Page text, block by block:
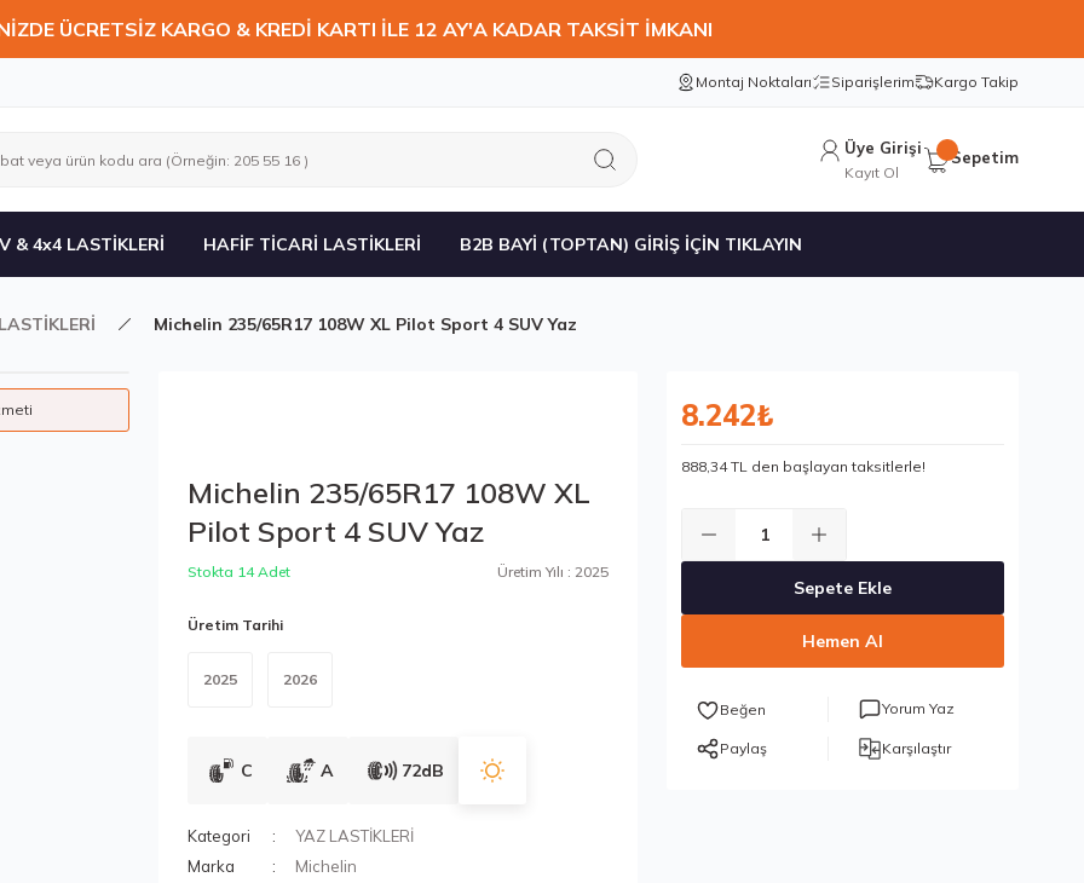
ÜCRETSİZ KARGO & KREDİ KARTI İLE 12 AY'A KADAR TAKSİT İMKANI
Montaj Noktaları Siparişlerim Kargo Takip
Üye Girişi
Kayıt Ol
Sepetim
& 4x4 LASTİKLERİ HAFİF TİCARİ LASTİKLERİ B2B BAYİ (TOPTAN) GİRİŞ İÇİN TIKLAYIN
Michelin 235/65R17 108W XL Pilot Sport 4 SUV Yaz
Michelin 235/65R17 108W XL
Pilot Sport 4 SUV Yaz
Stokta 14 Adet Üretim Yılı : 2025
Üretim Tarihi
2025 2026
C A 72dB
Kategori
YAZ LASTİKLERİ
Marka
Michelin
8.242₺
888,34 TL den başlayan taksitlerle!
Sepete Ekle
Hemen Al
Yorum Yaz
Paylaş Karşılaştır